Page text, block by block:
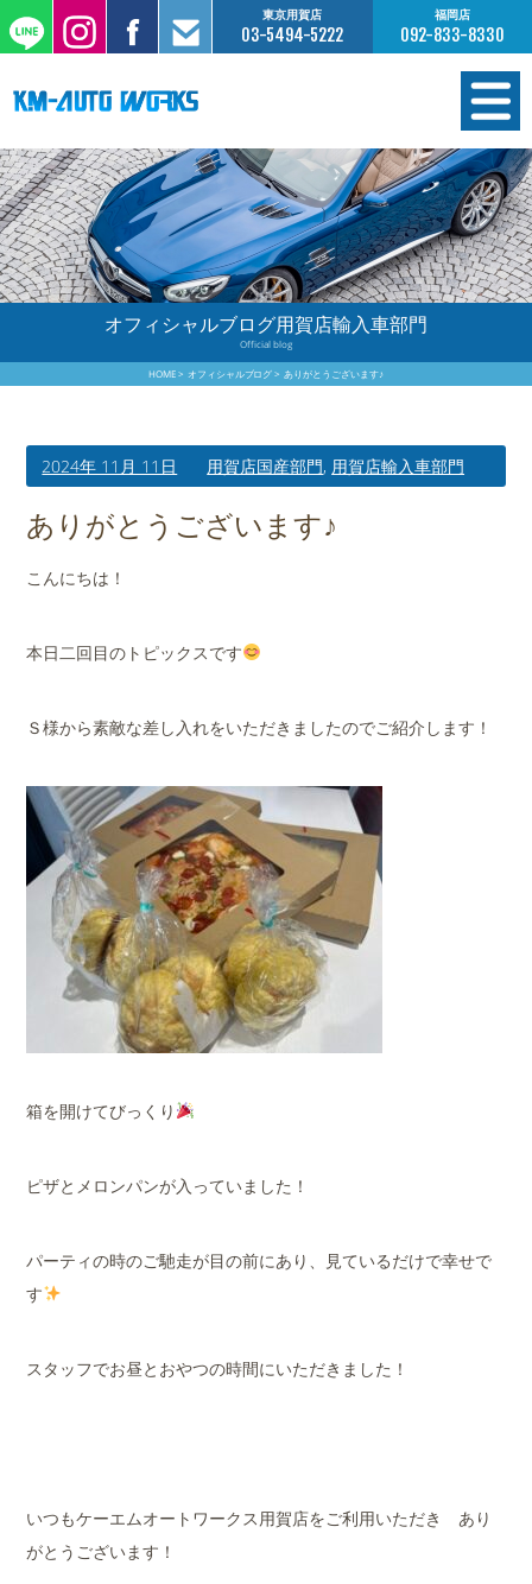
東京用賀店
03-5494-5222
福岡店
092-833-8330
在庫情報
オーダー販売
工場サービス
保証について
買取査定のご案内
店舗案内
オフィシャルブログ用賀店輸入車部門
Official blog
HOME オフィシャルブログ ありがとうございます♪
2024年 11月 11日 用賀店国産部門, 用賀店輸入車部門
ありがとうございます♪
こんにちは！
本日二回目のトピックスです
Ｓ様から素敵な差し入れをいただきましたのでご紹介します！
箱を開けてびっくり
ピザとメロンパンが入っていました！
パーティの時のご馳走が目の前にあり、見ているだけで幸せで
す
スタッフでお昼とおやつの時間にいただきました！
いつもケーエムオートワークス用賀店をご利用いただき あり
がとうございます！